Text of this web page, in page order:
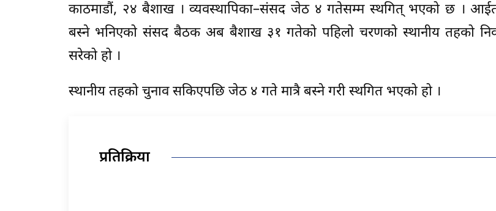
काठमाडौं, २४ बैशाख । व्यवस्थापिका–संसद जेठ ४ गतेसम्म स्थगित् भएको छ ।
बस्ने भनिएको संसद बैठक अब बैशाख ३१ गतेको पहिलो चरणको स्थानीय तहको
सरेको हो ।
स्थानीय तहको चुनाव सकिएपछि जेठ ४ गते मात्रै बस्ने गरी स्थगित भएको हो ।
प्रतिक्रिया